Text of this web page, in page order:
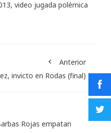
, video jugada polémica
Anterior
invicto en Rodas (final)
Rojas empatan